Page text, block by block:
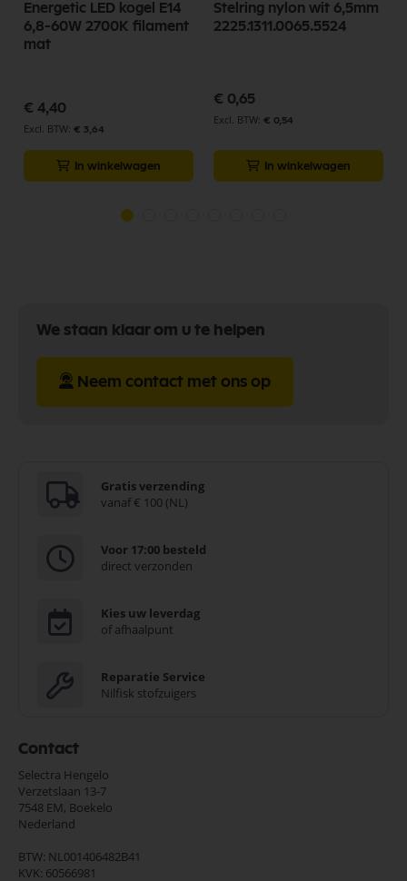
Energetic LED kogel E14
6,8-60W 2700K filament
mat
€ 4,40
€ 3,64
In winkelwagen
Stelring nylon wit 6,5mm
2225.1311.0065.5524
€ 0,65
€ 0,54
In winkelwagen
We staan klaar om u te helpen
Neem contact met ons op
Gratis verzending
vanaf € 100 (NL)
Voor 17:00 besteld
direct verzonden
Kies uw leverdag
of afhaalpunt
Reparatie Service
Nilfisk stofzuigers
Contact
Selectra Hengelo
Verzetslaan 13-7
7548 EM, Boekelo
Nederland
BTW: NL001406482B41
KVK: 60566981